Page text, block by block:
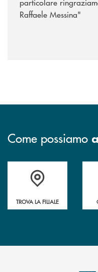
particolare
Raffaele Messina"
Come possiamo
Accedi all' elenco
TROVA LA FILIALE